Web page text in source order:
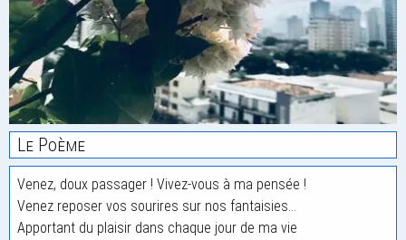
Le Poème
Venez, doux passager ! Vivez-vous à ma pensée !
Venez reposer vos sourires sur nos fantaisies…
Apportant du plaisir dans chaque jour de ma vie